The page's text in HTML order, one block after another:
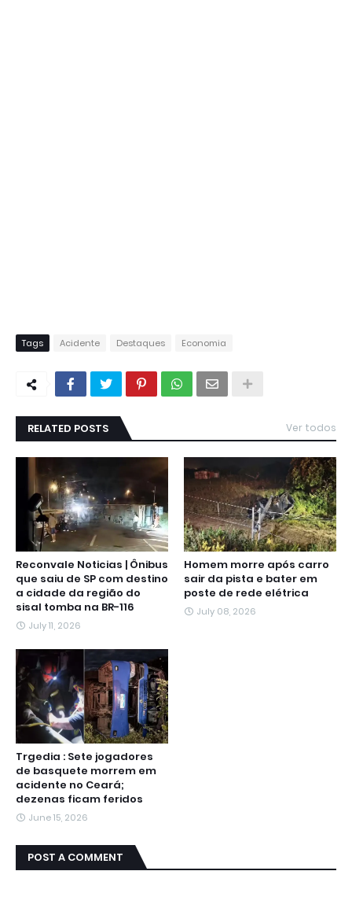
Tags Acidente Destaques Economia
RELATED POSTS Ver todos
Reconvale Noticias | Ônibus
que saiu de SP com destino
a cidade da região do
sisal tomba na BR-116
July 11, 2026
Homem morre após carro
sair da pista e bater em
poste de rede elétrica
July 08, 2026
Trgedia : Sete jogadores
de basquete morrem em
acidente no Ceará;
dezenas ficam feridos
June 15, 2026
POST A COMMENT